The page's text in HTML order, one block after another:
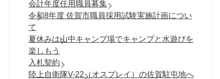
会計年度任用職員募集
令和8年度 佐賀市職員採⽤試験実施計画につい
て
夏休みは山中キャンプ場でキャンプと水遊びを
楽しもう
入札契約
陸上自衛隊V-22（オスプレイ）の佐賀駐屯地へ